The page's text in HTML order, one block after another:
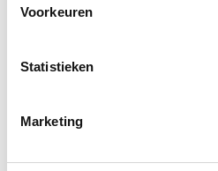
Voorkeuren
Statistieken
Marketing
vrienden aan te sturen?
Extra tip: Lok je vrienden met
7. Meet je